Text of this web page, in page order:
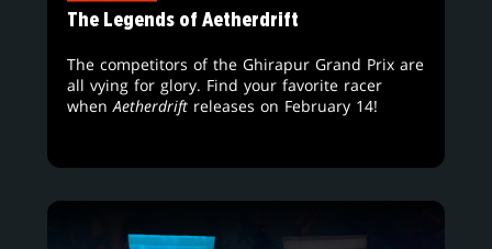
The Legends of Aetherdrift
The competitors of the Ghirapur Grand Prix are
all vying for glory. Find your favorite racer
when Aetherdrift releases on February 14!